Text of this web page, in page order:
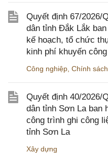
Quyết định 67/2026/
dân tỉnh Đắk Lắk
kế hoạch, tổ chức
kinh phí khuyến
Công nghiệp Chính sách
Quyết định 40/2026/
dân tỉnh Sơn La ban
công trình ghi công
tỉnh Sơn La
Xây dựng